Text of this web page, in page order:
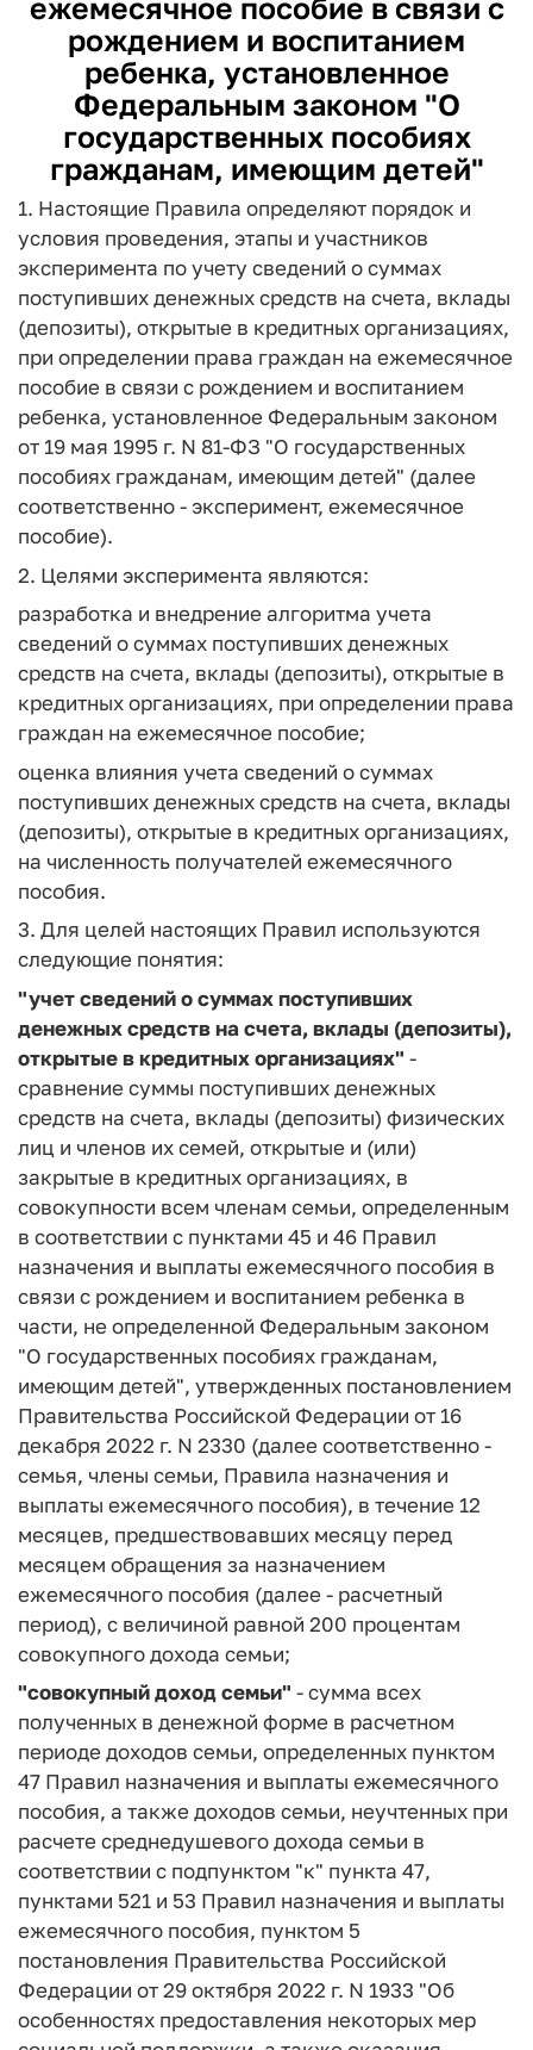
рождением и воспитанием
ребенка, установленное
Федеральным законом "О
государственных пособиях
гражданам, имеющим детей"
1. Настоящие Правила определяют порядок и
условия проведения, этапы и участников
эксперимента по учету сведений о суммах
поступивших денежных средств на счета, вклады
(депозиты), открытые в кредитных организациях,
при определении права граждан на ежемесячное
пособие в связи с рождением и воспитанием
ребенка, установленное Федеральным законом
от 19 мая 1995 г. N 81-ФЗ "О государственных
пособиях гражданам, имеющим детей" (далее
соответственно - эксперимент, ежемесячное
пособие).
2. Целями эксперимента являются:
разработка и внедрение алгоритма учета
сведений о суммах поступивших денежных
средств на счета, вклады (депозиты), открытые в
кредитных организациях, при определении права
граждан на ежемесячное пособие;
оценка влияния учета сведений о суммах
поступивших денежных средств на счета, вклады
(депозиты), открытые в кредитных организациях,
на численность получателей ежемесячного
пособия.
3. Для целей настоящих Правил используются
следующие понятия:
"учет сведений о суммах поступивших
денежных средств на счета, вклады (депозиты),
открытые в кредитных организациях" -
сравнение суммы поступивших денежных
средств на счета, вклады (депозиты) физических
лиц и членов их семей, открытые и (или)
закрытые в кредитных организациях, в
совокупности всем членам семьи, определенным
в соответствии с пунктами 45 и 46 Правил
назначения и выплаты ежемесячного пособия в
связи с рождением и воспитанием ребенка в
части, не определенной Федеральным законом
"О государственных пособиях гражданам,
имеющим детей", утвержденных постановлением
Правительства Российской Федерации от 16
декабря 2022 г. N 2330 (далее соответственно -
семья, члены семьи, Правила назначения и
выплаты ежемесячного пособия), в течение 12
месяцев, предшествовавших месяцу перед
месяцем обращения за назначением
ежемесячного пособия (далее - расчетный
период), с величиной равной 200 процентам
совокупного дохода семьи;
"совокупный доход семьи" - сумма всех
полученных в денежной форме в расчетном
периоде доходов семьи, определенных пунктом
47 Правил назначения и выплаты ежемесячного
пособия, а также доходов семьи, неучтенных при
расчете среднедушевого дохода семьи в
соответствии с подпунктом "к" пункта 47,
пунктами 521 и 53 Правил назначения и выплаты
ежемесячного пособия, пунктом 5
постановления Правительства Российской
Федерации от 29 октября 2022 г. N 1933 "Об
особенностях предоставления некоторых мер